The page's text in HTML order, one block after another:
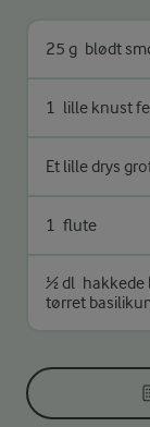
25 g blødt
1 lille knust
Et lille drys
1 flute
½ dl hakkede
tørret